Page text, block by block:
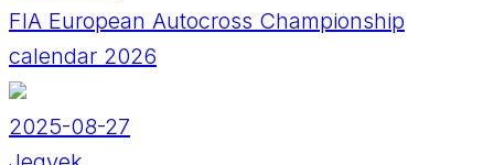
FIA European Autocross Championship
calendar 2026
2025-08-27